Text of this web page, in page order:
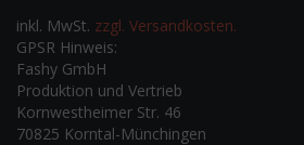
inkl. MwSt. zzgl. Versandkosten.
GPSR Hinweis:
Fashy GmbH
Produktion und Vertrieb
Kornwestheimer Str. 46
70825 Korntal-Münchingen